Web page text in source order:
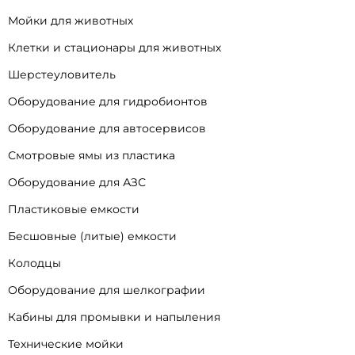
Мойки для животных
Клетки и стационары для животных
Шерстеуловитель
Оборудование для гидробионтов
Оборудование для автосервисов
Смотровые ямы из пластика
Оборудование для АЗС
Пластиковые емкости
Бесшовные (литые) емкости
Колодцы
Оборудование для шелкографии
Кабины для промывки и напыления
Технические мойки